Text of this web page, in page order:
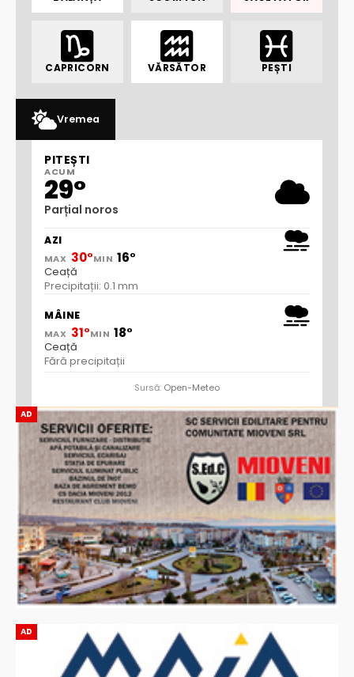
AD
AD
CAPRICORN VĂRSĂTOR PEȘTI
Vremea
PITEȘTI
ACUM
29°
Parțial noros
AZI
MAX 30°MIN 16°
Ceață
Precipitații: 0.1 mm
MÂINE
MAX 31°MIN 18°
Ceață
Fără precipitații
Sursă: Open-Meteo